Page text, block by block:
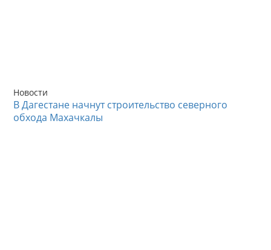
Новости
В Дагестане начнут строительство северного
обхода Махачкалы